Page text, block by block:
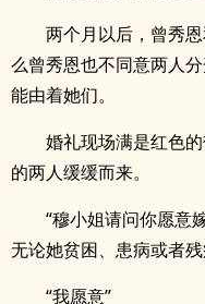
两个月以后，曾秀
么曾秀恩也不同意两人
能由着她们。
婚礼现场满是红色
的两人缓缓而来。
“穆小姐请问你愿意
无论她贫困、患病或者
“我愿意”